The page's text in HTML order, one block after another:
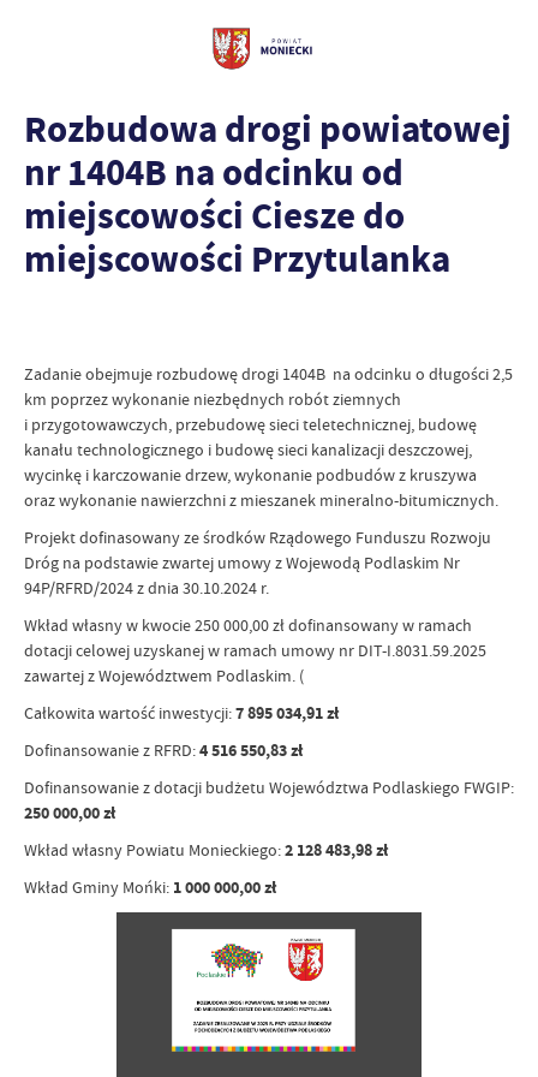
Rozbudowa drogi powiatowej
nr 1404B na odcinku od
miejscowości Ciesze do
miejscowości Przytulanka
Zadanie obejmuje rozbudowę drogi 1404B na odcinku o długości 2,5
km poprzez wykonanie niezbędnych robót ziemnych
i przygotowawczych, przebudowę sieci teletechnicznej, budowę
kanału technologicznego i budowę sieci kanalizacji deszczowej,
wycinkę i karczowanie drzew, wykonanie podbudów z kruszywa
oraz wykonanie nawierzchni z mieszanek mineralno-bitumicznych.
Projekt dofinasowany ze środków Rządowego Funduszu Rozwoju
Dróg na podstawie zwartej umowy z Wojewodą Podlaskim Nr
94P/RFRD/2024 z dnia 30.10.2024 r.
Wkład własny w kwocie 250 000,00 zł dofinansowany w ramach
dotacji celowej uzyskanej w ramach umowy nr DIT-I.8031.59.2025
zawartej z Województwem Podlaskim. (
Całkowita wartość inwestycji:7 895 034,91 zł
Dofinansowanie z RFRD:4 516 550,83 zł
Dofinansowanie z dotacji budżetu Województwa Podlaskiego FWGIP:
250 000,00 zł
Wkład własny Powiatu Monieckiego:2 128 483,98 zł
Wkład Gminy Mońki: 1 000 000,00 zł